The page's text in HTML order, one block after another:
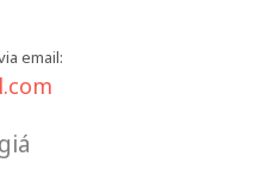
email: